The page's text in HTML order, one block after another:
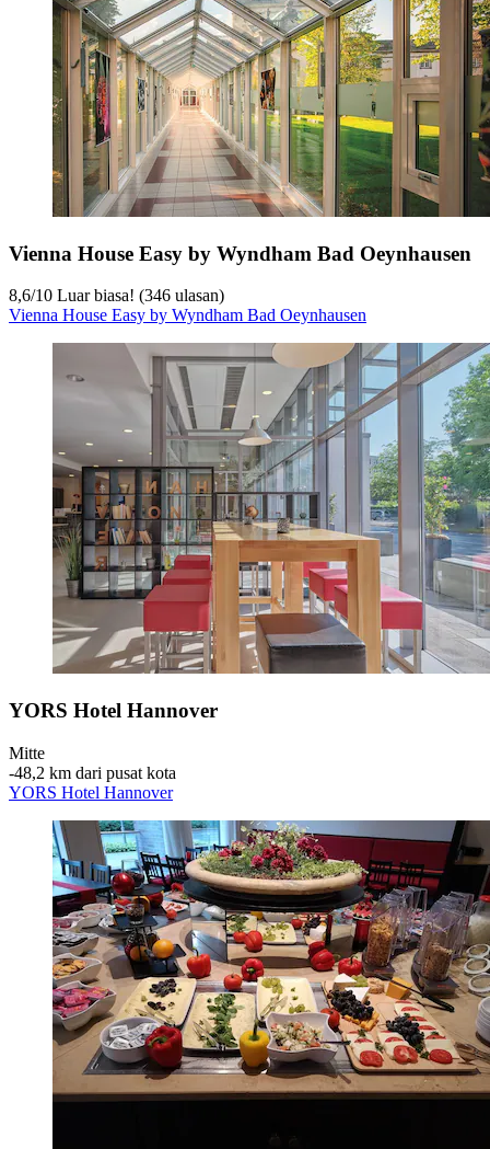
Vienna House Easy by Wyndham Bad Oeynhausen
8,6/10 Luar biasa! (346 ulasan)
Vienna House Easy by Wyndham Bad Oeynhausen
YORS Hotel Hannover
Mitte
‐48,2 km dari pusat kota
YORS Hotel Hannover